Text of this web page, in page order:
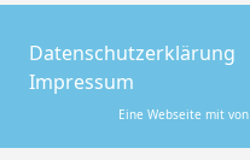
Datenschutzerklärung
Impressum
Eine Webseite mit von